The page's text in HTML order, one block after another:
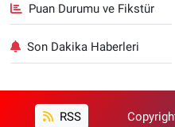
Puan Durumu ve Fikstür
Son Dakika Haberleri
RSS